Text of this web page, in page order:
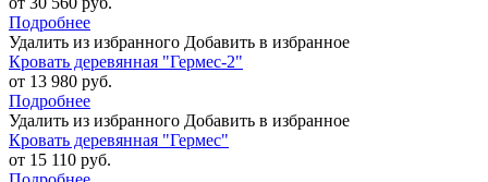
Подробнее
Удалить из избранного Добавить в избранное
Кровать деревянная "Гермес-2"
от 13 980 руб.
Подробнее
Удалить из избранного Добавить в избранное
Кровать деревянная "Гермес"
от 15 110 руб.